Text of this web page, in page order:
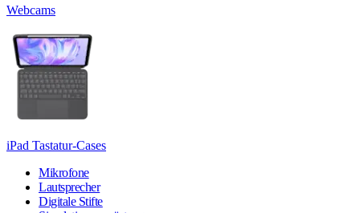
Webcams
iPad Tastatur-Cases
Mikrofone
Lautsprecher
Digitale Stifte